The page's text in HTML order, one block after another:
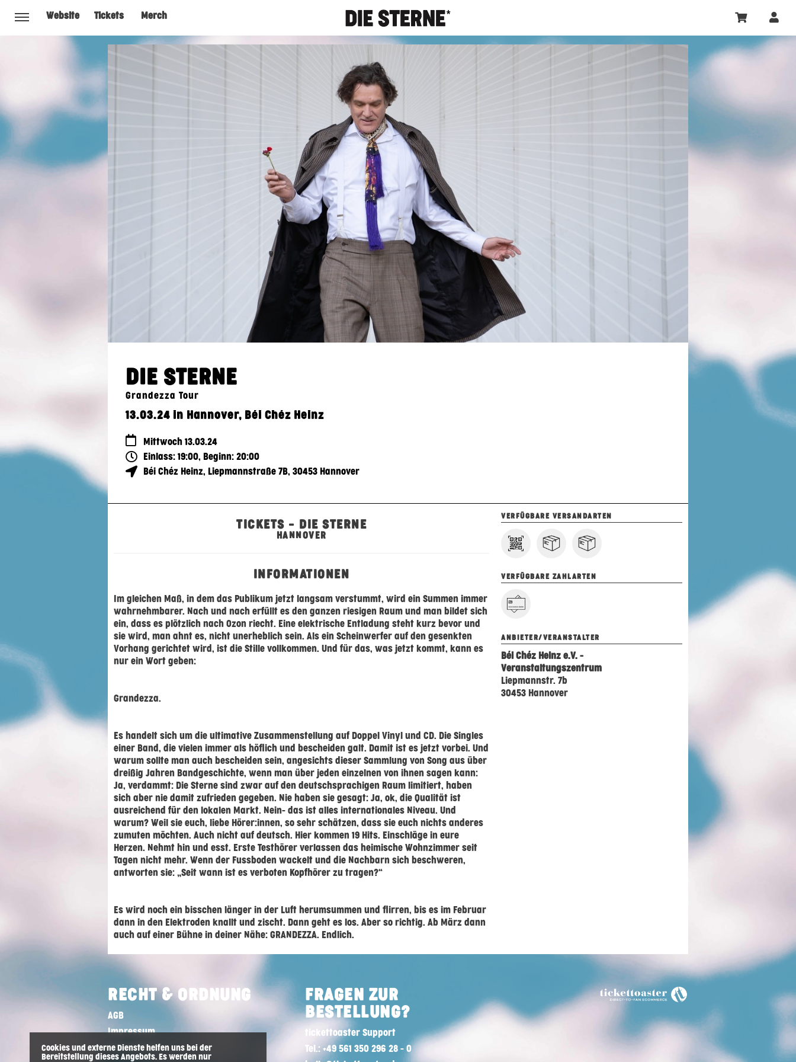
Website Tickets Merch
DIE STERNE
Grandezza Tour
13.03.24 in Hannover, Béi Chéz Heinz
Mittwoch 13.03.24
Einlass: 19:00, Beginn: 20:00
Béi Chéz Heinz, Liepmannstraße 7B, 30453 Hannover
TICKETS – DIE STERNE
HANNOVER
INFORMATIONEN
Im gleichen Maß, in dem das Publikum jetzt langsam verstummt, wird ein Summen immer
wahrnehmbarer. Nach und nach erfüllt es den ganzen riesigen Raum und man bildet sich
ein, dass es plötzlich nach Ozon riecht. Eine elektrische Entladung steht kurz bevor und
sie wird, man ahnt es, nicht unerheblich sein. Als ein Scheinwerfer auf den gesenkten
Vorhang gerichtet wird, ist die Stille vollkommen. Und für das, was jetzt kommt, kann es
nur ein Wort geben:
Grandezza.
Es handelt sich um die ultimative Zusammenstellung auf Doppel Vinyl und CD. Die Singles
einer Band, die vielen immer als höflich und bescheiden galt. Damit ist es jetzt vorbei. Und
warum sollte man auch bescheiden sein, angesichts dieser Sammlung von Song aus über
dreißig Jahren Bandgeschichte, wenn man über jeden einzelnen von ihnen sagen kann:
Ja, verdammt: Die Sterne sind zwar auf den deutschsprachigen Raum limitiert, haben
sich aber nie damit zufrieden gegeben. Nie haben sie gesagt: Ja, ok, die Qualität ist
ausreichend für den lokalen Markt. Nein- das ist alles internationales Niveau. Und
warum? Weil sie euch, liebe Hörer:innen, so sehr schätzen, dass sie euch nichts anderes
zumuten möchten. Auch nicht auf deutsch. Hier kommen 19 Hits. Einschläge in eure
Herzen. Nehmt hin und esst. Erste Testhörer verlassen das heimische Wohnzimmer seit
Tagen nicht mehr. Wenn der Fussboden wackelt und die Nachbarn sich beschweren,
antworten sie: „Seit wann ist es verboten Kopfhörer zu tragen?“
Es wird noch ein bisschen länger in der Luft herumsummen und flirren, bis es im Februar
dann in den Elektroden knallt und zischt. Dann geht es los. Aber so richtig. Ab März dann
auch auf einer Bühne in deiner Nähe: GRANDEZZA. Endlich.
VERFÜGBARE VERSANDARTEN
VERFÜGBARE ZAHLARTEN
ANBIETER/VERANSTALTER
Béi Chéz Heinz e.V. -
Veranstaltungszentrum
Liepmannstr. 7b
30453 Hannover
RECHT & ORDNUNG
AGB
Impressum
Datenschutz
FRAGEN ZUR
BESTELLUNG?
tickettoaster Support
Tel.: +49 561 350 296 28 - 0
Cookies und externe Dienste helfen uns bei der
Bereitstellung dieses Angebots. Es werden nur